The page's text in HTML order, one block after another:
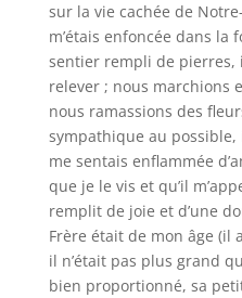
sur la vie cachée de
m’étais enfoncée dans la
sentier rempli de pierres,
relever ; nous marchions
nous ramassions des
sympathique au possible,
me sentais enflammée
que je le vis et qu’il
remplit de joie et d’une
Frère était de mon âge (il
il n’était pas plus grand
bien proportionné, sa